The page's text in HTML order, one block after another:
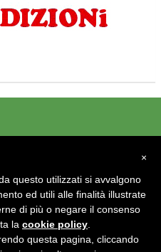
×
questo utilizzati si avvalgono
ed utili alle finalità illustrate
di più o negare il consenso
la cookie policy
questa pagina, cliccando